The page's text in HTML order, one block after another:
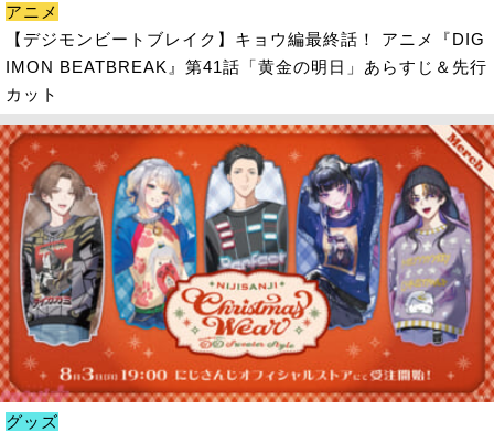
アニメ
【デジモンビートブレイク】キョウ編最終話！ アニメ『DIG
IMON BEATBREAK』第41話「黄金の明日」あらすじ＆先行
カット
グッズ